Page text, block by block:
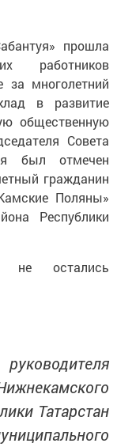
прошла
работников
за многолетний
в развитие
общественную
Совета
был отмечен
гражданин
Поляны»
Республики
не остались
Татарстан